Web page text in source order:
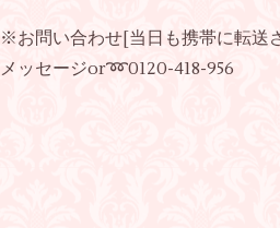
※お問い合わせ[当日も携帯に転送
メッセージor➿0120-418-956